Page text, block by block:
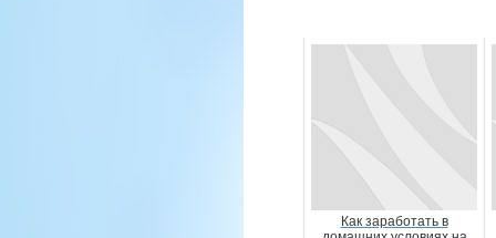
Как заработать в